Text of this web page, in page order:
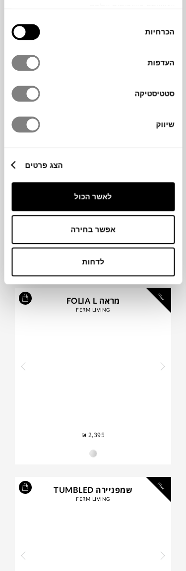
הסכמה
הכרחיות
העדפות
סטטיסטיקה
שיווק
הצג פרטים
לאשר הכול
אפשר בחירה
לדחות
₪1,435
NEW מראה FOLIA L
FERM LIVING
₪ 2,395
NEW שמפניירה TUMBLED
FERM LIVING